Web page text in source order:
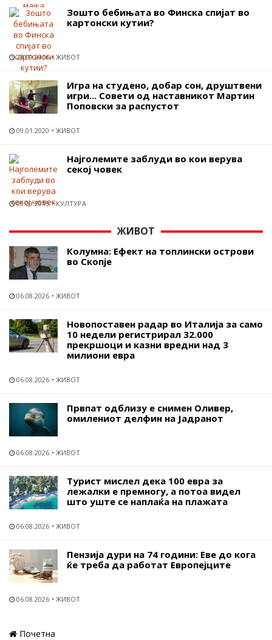
Зошто бебињата во Финска спијат во
картонски кутии?
23.09.2016 ЖИВОТ
Игра на студено, добар сон, друштвени
игри... Совети од наставникот Мартин
Поповски за распустот
09.01.2020 ЖИВОТ
Најголемите заблуди во кои верува
секој човек
03.09.2015 КУЛТУРА
ЖИВОТ
Колумна: Ефект на топлински острови
во Скопје
06.08.2026 ЖИВОТ
Новопоставен радар во Италија за само
10 недели регистрирал 32.000
прекршоци и казни вредни над 3
милиони евра
06.08.2026 ЖИВОТ
Првпат одблизу е снимен Оливер,
омилениот делфин на Јадранот
06.08.2026 ЖИВОТ
Турист мислел дека 100 евра за
лежалки е премногу, а потоа видел
што уште се наплаќа на плажата
06.08.2026 ЖИВОТ
Пензија дури на 74 години: Еве до кога
ќе треба да работат Европејците
06.08.2026 ЖИВОТ
Почетна